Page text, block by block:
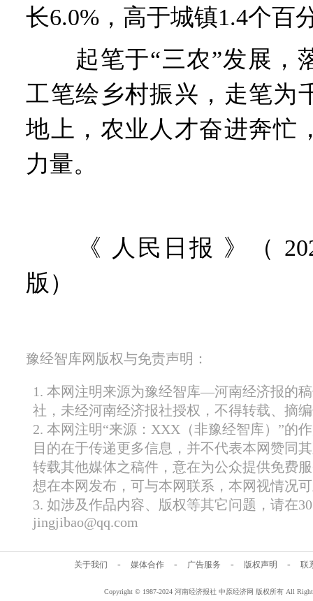
长6.0%，高于城镇1.4个百
起笔于“三农”发展，
工笔绘乡村振兴，走笔为
地上，农业人才奋进奔忙
力量。
《 人民日报 》（
版）
豫经智库网版权与免责声明：
1. 本网注明来源为豫经智库—河南经济报的
社，未经河南经济报社授权，不得转载、摘
2. 本网注明“来源：XXX（非豫经智库）”的
目的在于传递更多信息，并不代表本网赞同
转载其他媒体之稿件，意在为公众提供免费
想在本网发布，可与本网联系，本网视情况
3. 如涉及作品内容、版权等其它问题，请在
jingjibao@qq.com
关于我们 - 媒体合作 - 广告服务 - 版权声明 - 联
Copyright © 1987-2024 河南经济报社 中原经济网 版权所有 All